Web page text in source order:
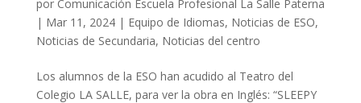
por Comunicación Escuela Profesional La Salle Paterna
| Mar 11, 2024| Equipo de Idiomas, Noticias de ESO,
Noticias de Secundaria, Noticias del centro
Los alumnos de la ESO han acudido al Teatro del
Colegio LA SALLE, para ver la obra en Inglés: “SLEEPY